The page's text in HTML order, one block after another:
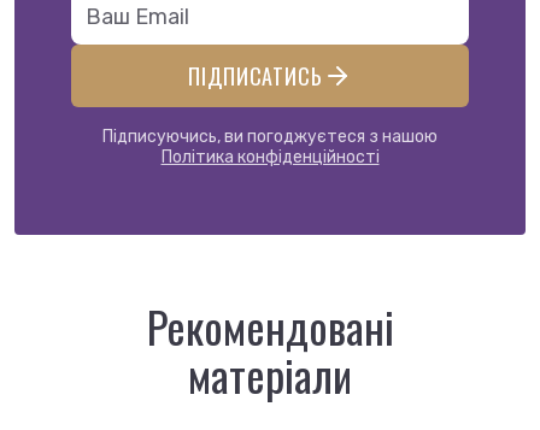
ПІДПИСАТИСЬ
Підписуючись, ви погоджуєтеся з нашою
Політика конфіденційності
Рекомендовані
матеріали